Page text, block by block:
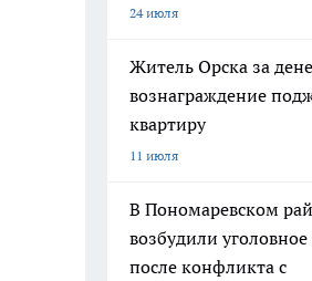
24 июля
Житель Орска за
вознаграждение
квартиру
11 июля
В Пономаревском
возбудили уголовное
после конфликта с